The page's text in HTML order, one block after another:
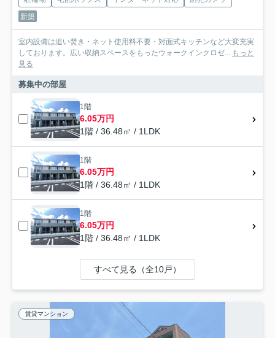
新築
室内設備は追い焚き・ネット使用料不要・対面式キッチンなど大変充実
しております。広い収納スペースをもったウォークインクロゼ... もっと
見る
募集中の部屋
1階
6.05万円
1階 / 36.48㎡ / 1LDK
1階
6.05万円
1階 / 36.48㎡ / 1LDK
1階
6.05万円
1階 / 36.48㎡ / 1LDK
すべて見る（全10戸）
賃貸マンション